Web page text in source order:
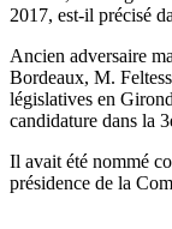
2017, est-il précisé
Ancien adversaire
Bordeaux, M.
législatives en
candidature dans la
Il avait été nommé
présidence de la